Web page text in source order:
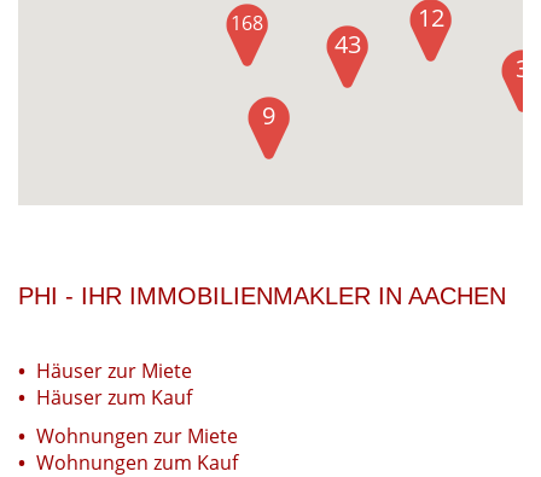
43
12
168
9
3
PHI - IHR IMMOBILIENMAKLER IN AACHEN
Häuser zur Miete
Häuser zum Kauf
Wohnungen zur Miete
Wohnungen zum Kauf